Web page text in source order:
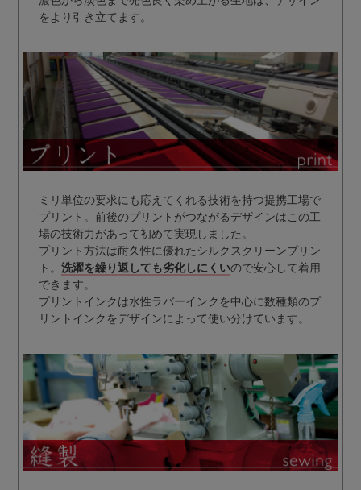
をより引き立てます。
ミリ単位の要求にも応えてくれる技術を持つ提携工場で
プリント。前後のプリントがつながるデザインはこの工
場の技術力があって初めて実現しました。
プリント方法は耐久性に優れたシルクスクリーンプリン
ト。 洗濯を繰り返しても劣化しにくいので安心して着用
できます。
プリントインクは水性ラバーインクを中心に数種類のプ
リントインクをデザインによって使い分けています。